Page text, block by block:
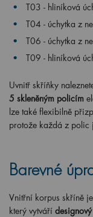
T03 - hliníková
T04 - úchytka z
T06 - úchytka z
T09 - hliníková
Uvnitř skříňky
5 skleněným policím
lze také flexibilně
protože každá z polic
Barevné
Vnitřní korpus skříně
který vytváří